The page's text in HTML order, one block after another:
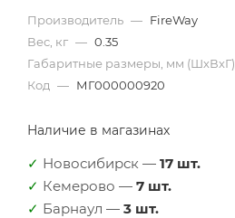
Производитель — FireWay
Вес, кг — 0.35
Габаритные размеры, мм (ШхВхГ)
Код — МГ000000920
Наличие в магазинах
✓ Новосибирск — 17 шт.
✓ Кемерово — 7 шт.
✓ Барнаул — 3 шт.